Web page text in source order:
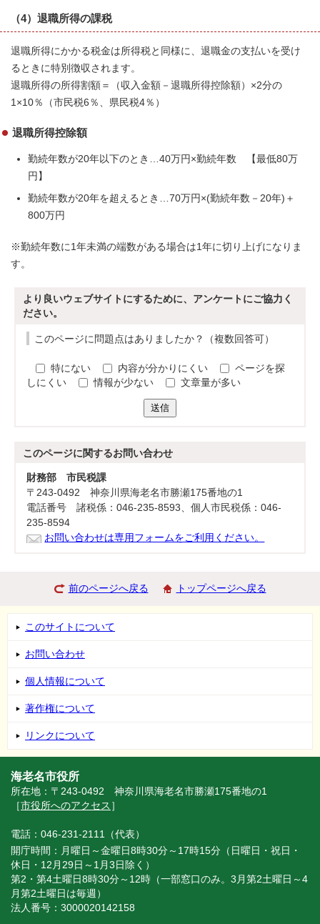
（4）退職所得の課税
退職所得にかかる税金は所得税と同様に、退職金の支払いを受け
るときに特別徴収されます。
退職所得の所得割額＝（収入金額－退職所得控除額）×2分の
1×10％（市民税6％、県民税4％）
退職所得控除額
勤続年数が20年以下のとき…40万円×勤続年数 【最低80万
円】
勤続年数が20年を超えるとき…70万円×(勤続年数－20年)＋
800万円
※勤続年数に1年未満の端数がある場合は1年に切り上げになりま
す。
より良いウェブサイトにするために、アンケートにご協力く
ださい。
このページに問題点はありましたか？（複数回答可）
特にない 内容が分かりにくい
ページを探
しにくい
情報が少ない 文章量が多い
送信
このページに関するお問い合わせ
財務部 市民税課
〒243-0492 神奈川県海老名市勝瀬175番地の1
電話番号 諸税係：046-235-8593、個人市民税係：046-
235-8594
お問い合わせは専用フォームをご利用ください。
前のページへ戻る トップページへ戻る
このサイトについて
お問い合わせ
個人情報について
著作権について
リンクについて
海老名市役所
所在地：〒243-0492 神奈川県海老名市勝瀬175番地の1
［市役所へのアクセス ］
電話：046-231-2111（代表）
開庁時間：月曜日～金曜日8時30分～17時15分（日曜日・祝日・
休日・12月29日～1月3日除く）
第2・第4土曜日8時30分～12時（一部窓口のみ。3月第2土曜日～4
月第2土曜日は毎週）
法人番号：3000020142158